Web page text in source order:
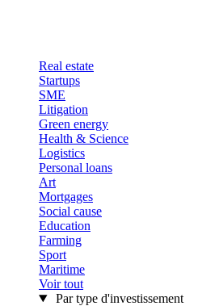
Real estate
Startups
SME
Litigation
Green energy
Health & Science
Logistics
Personal loans
Art
Mortgages
Social cause
Education
Farming
Sport
Maritime
Voir tout
Par type d'investissement